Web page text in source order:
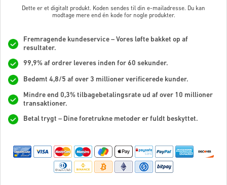
Dette er et digitalt produkt. Koden sendes til din e-mailadresse. Du kan
modtage mere end én kode for nogle produkter.
Fremragende kundeservice – Vores løfte bakket op af
resultater.
99,9% af ordrer leveres inden for 60 sekunder.
Bedømt 4,8/5 af over 3 millioner verificerede kunder.
Mindre end 0,3% tilbagebetalingsrate ud af over 10 millioner
transaktioner.
Betal trygt – Dine foretrukne metoder er fuldt beskyttet.